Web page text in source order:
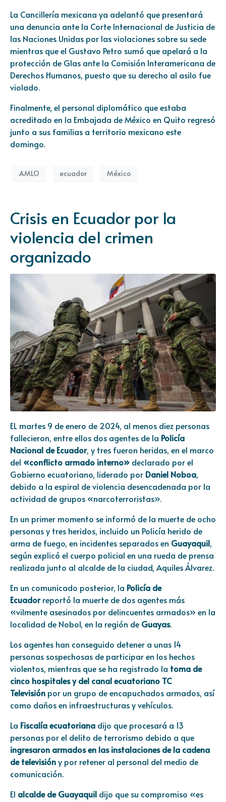
La Cancillería mexicana ya adelantó que presentará
una denuncia ante la Corte Internacional de Justicia de
las Naciones Unidas por las violaciones sobre su sede
mientras que el Gustavo Petro sumó que apelará a la
protección de Glas ante la Comisión Interamericana de
Derechos Humanos, puesto que su derecho al asilo fue
violado.
Finalmente, el personal diplomático que estaba
acreditado en la Embajada de México en Quito regresó
junto a sus familias a territorio mexicano este
domingo.
AMLO ecuador México
Crisis en Ecuador por la
violencia del crimen
organizado
EL martes 9 de enero de 2024, al menos diez personas
fallecieron, entre ellos dos agentes de la Policía
Nacional de Ecuador, y tres fueron heridas, en el marco
del «conflicto armado interno» declarado por el
Gobierno ecuatoriano, liderado por Daniel Noboa,
debido a la espiral de violencia desencadenada por la
actividad de grupos «narcoterroristas».
En un primer momento se informó de la muerte de ocho
personas y tres heridos, incluido un Policía herido de
arma de fuego, en incidentes separados en Guayaquil,
según explicó el cuerpo policial en una rueda de prensa
realizada junto al alcalde de la ciudad, Aquiles Álvarez.
En un comunicado posterior, la Policía de
Ecuadorreportó la muerte de dos agentes más
«vilmente asesinados por delincuentes armados» en la
localidad de Nobol, en la región de Guayas.
Los agentes han conseguido detener a unas 14
personas sospechosas de participar en los hechos
violentos, mientras que se ha registrado la toma de
cinco hospitales y del canal ecuatoriano TC
Televisión por un grupo de encapuchados armados, así
como daños en infraestructuras y vehículos.
La Fiscalía ecuatoriana dijo que procesará a 13
personas por el delito de terrorismo debido a que
ingresaron armados en las instalaciones de la cadena
de televisióny por retener al personal del medio de
comunicación.
El alcalde de Guayaquil dijo que su compromiso «es